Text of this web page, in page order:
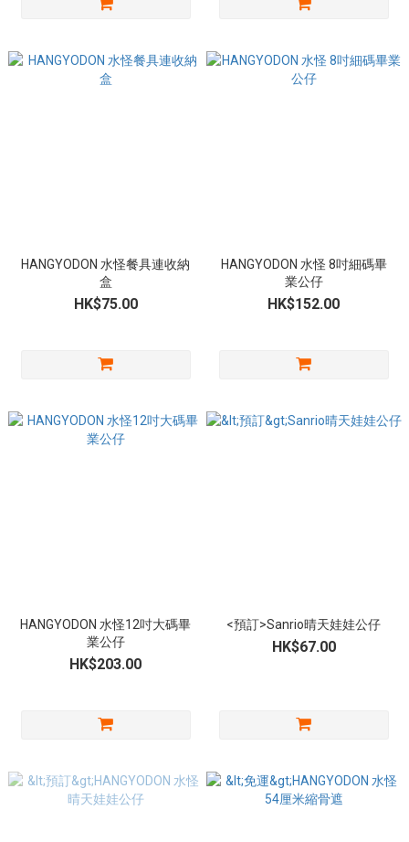
HANGYODON 水怪餐具連收納
盒
HK$75.00
HANGYODON 水怪 8吋細碼畢
業公仔
HK$152.00
HANGYODON 水怪12吋大碼畢
業公仔
HK$203.00
<預訂>Sanrio晴天娃娃公仔
HK$67.00